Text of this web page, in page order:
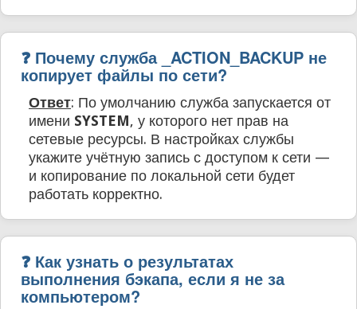
❓ Почему служба _ACTION_BACKUP не
копирует файлы по сети?
Ответ: По умолчанию служба запускается от
имени SYSTEM, у которого нет прав на
сетевые ресурсы. В настройках службы
укажите учётную запись с доступом к сети —
и копирование по локальной сети будет
работать корректно.
❓ Как узнать о результатах
выполнения бэкапа, если я не за
компьютером?